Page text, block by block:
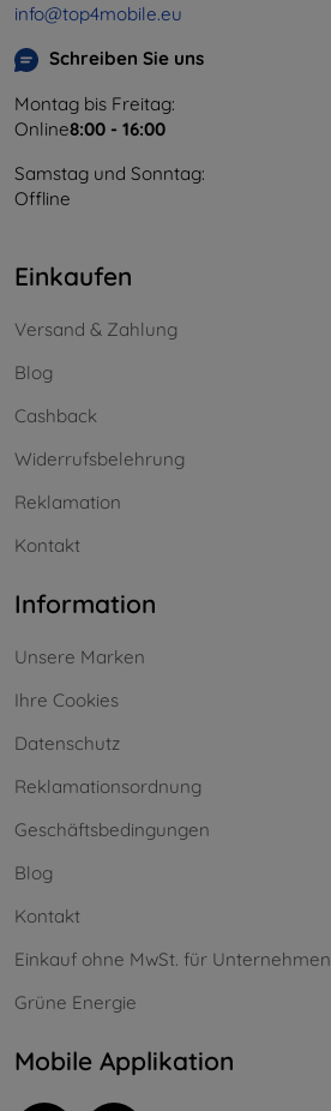
info@top4mobile.eu
Schreiben Sie uns
Montag bis Freitag:
Online8:00 - 16:00
Samstag und Sonntag:
Offline
Einkaufen
Versand & Zahlung
Blog
Cashback
Widerrufsbelehrung
Reklamation
Kontakt
Information
Unsere Marken
Ihre Cookies
Datenschutz
Reklamationsordnung
Geschäftsbedingungen
Blog
Kontakt
Einkauf ohne MwSt. für Unternehmen
Grüne Energie
Mobile Applikation